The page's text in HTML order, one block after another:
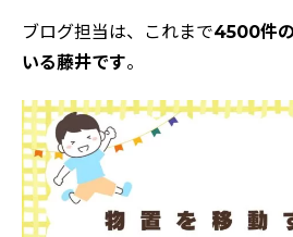
ブログ担当は、これまで4500件
いる藤井です。